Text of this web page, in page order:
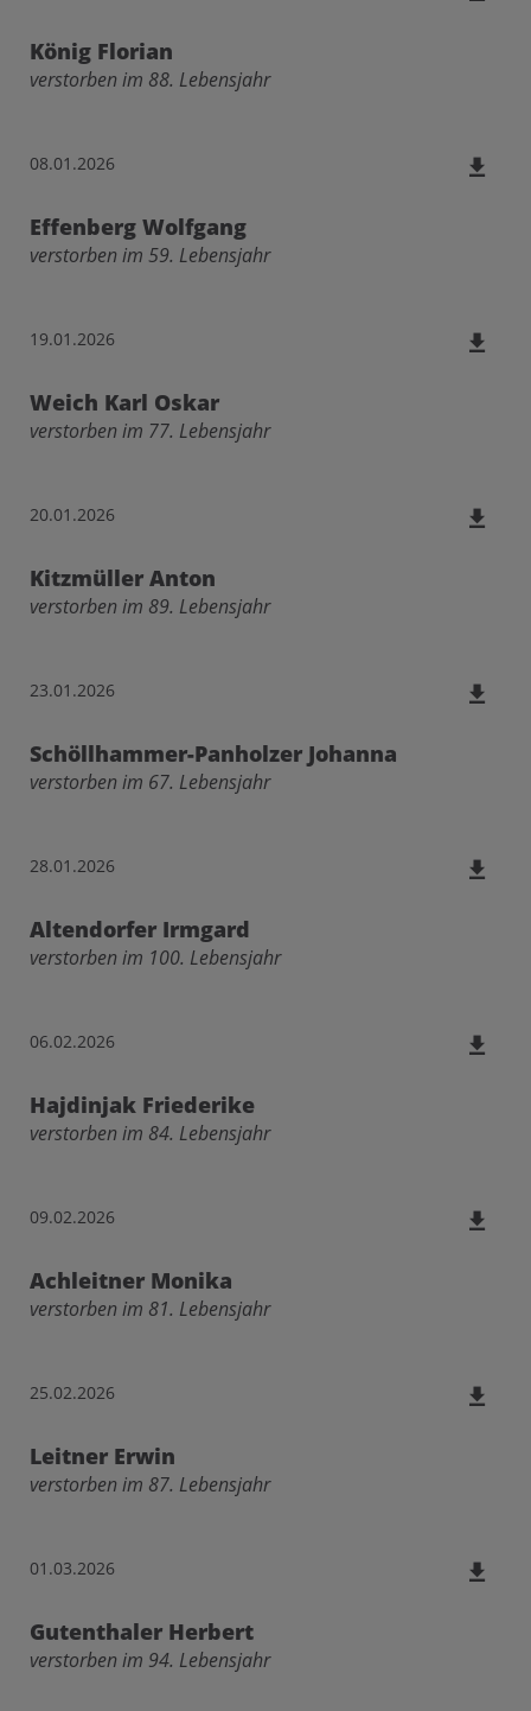
König Florian
verstorben im 88. Lebensjahr
08.01.2026
Effenberg Wolfgang
verstorben im 59. Lebensjahr
19.01.2026
Weich Karl Oskar
verstorben im 77. Lebensjahr
20.01.2026
Kitzmüller Anton
verstorben im 89. Lebensjahr
23.01.2026
Schöllhammer-Panholzer Johanna
verstorben im 67. Lebensjahr
28.01.2026
Altendorfer Irmgard
verstorben im 100. Lebensjahr
06.02.2026
Hajdinjak Friederike
verstorben im 84. Lebensjahr
09.02.2026
Achleitner Monika
verstorben im 81. Lebensjahr
25.02.2026
Leitner Erwin
verstorben im 87. Lebensjahr
01.03.2026
Gutenthaler Herbert
verstorben im 94. Lebensjahr